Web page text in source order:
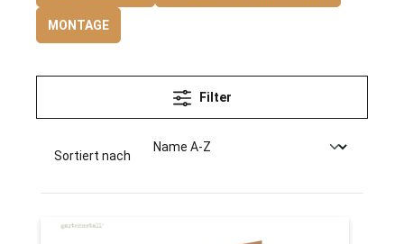
MONTAGE
Filter
Sortiert nach